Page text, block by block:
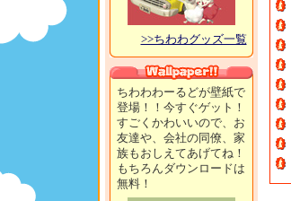
>>ちわわグッズ一覧
ちわわわーるどが壁紙で
登場！！今すぐゲット！
すごくかわいいので、お
友達や、会社の同僚、家
族もおしえてあげてね！
もちろんダウンロードは
無料！